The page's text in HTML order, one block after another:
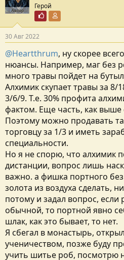
Автор
Герой
Почётный пользователь
30 Авг 2022
@Heartthrum, ну скорее
нюансы. Например, маг без
много травы пойдет на
Алхимик скупает травы за 8/
3/6/9. Т.е. 30% профита
фактом. Еще часть, как выше
Поэтому можно продавать
торговцу за 1/3 и иметь
специальности.
Но я не спорю, что алхимик
дистанции, вопрос лишь
важно. а фишка портного без
золота из воздуха сделать,
потому и задал вопрос,
обычной, то портной явно
шлак, как это бывает, то нет.
Я сбегал в монастырь,
ученичеством, позже буду
учить шитье роб, посмотрю